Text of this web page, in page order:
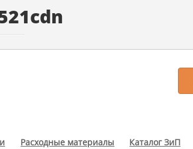
Расходные материалы Каталог ЗиП